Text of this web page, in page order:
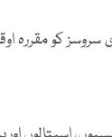
کو مقررہ